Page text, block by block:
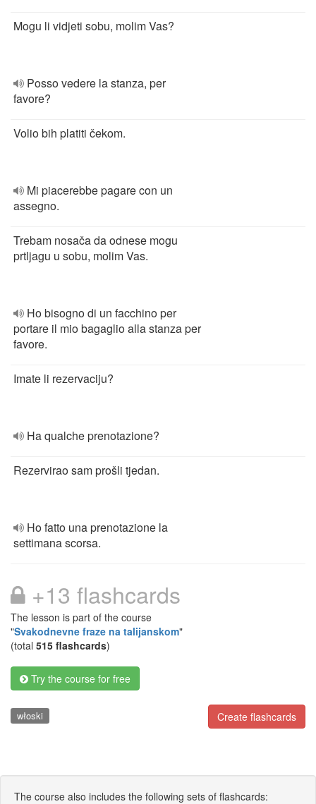
Mogu li vidjeti sobu, molim Vas?
Posso vedere la stanza, per
favore?
Volio bih platiti čekom.
Mi piacerebbe pagare con un
assegno.
Trebam nosača da odnese mogu
prtljagu u sobu, molim Vas.
Ho bisogno di un facchino per
portare il ​​mio bagaglio alla stanza per
favore.
Imate li rezervaciju?
Ha qualche prenotazione?
Rezervirao sam prošli tjedan.
Ho fatto una prenotazione la
settimana scorsa.
+13 flashcards
The lesson is part of the course
"Svakodnevne fraze na talijanskom"
(total 515 flashcards)
Try the course for free
Create flashcards
włoski
The course also includes the following sets of flashcards: